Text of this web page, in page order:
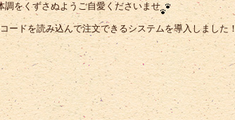
調をくずさぬようご自愛くださいませ
ードを読み込んで注文できるシステムを導入しました！